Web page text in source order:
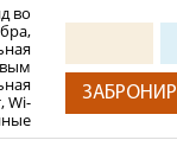
медицинским
гостей есть
собой
и
113 стильных
во
Wi-
в